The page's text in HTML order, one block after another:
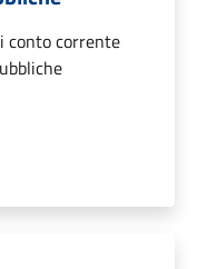
conto corrente